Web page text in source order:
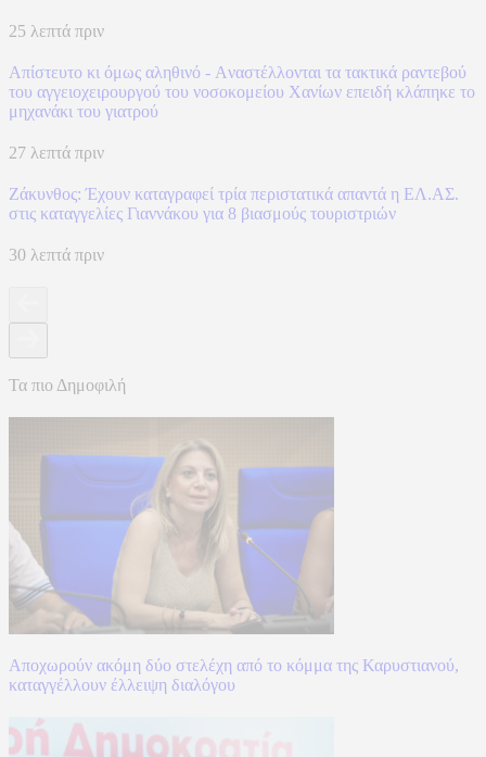
25 λεπτά πριν
Απίστευτο κι όμως αληθινό - Aναστέλλονται τα τακτικά ραντεβού
του αγγειοχειρουργού του νοσοκομείου Χανίων επειδή κλάπηκε το
μηχανάκι του γιατρού
27 λεπτά πριν
Ζάκυνθος: Έχουν καταγραφεί τρία περιστατικά απαντά η ΕΛ.ΑΣ.
στις καταγγελίες Γιαννάκου για 8 βιασμούς τουριστριών
30 λεπτά πριν
Τα πιο Δημοφιλή
Αποχωρούν ακόμη δύο στελέχη από το κόμμα της Καρυστιανού,
καταγγέλλουν έλλειψη διαλόγου